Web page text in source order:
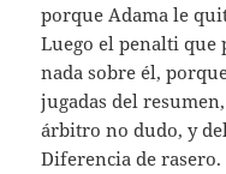
porque Adama le
Luego el penalti que
nada sobre él,
jugadas del
árbitro no dudo, y
Diferencia de